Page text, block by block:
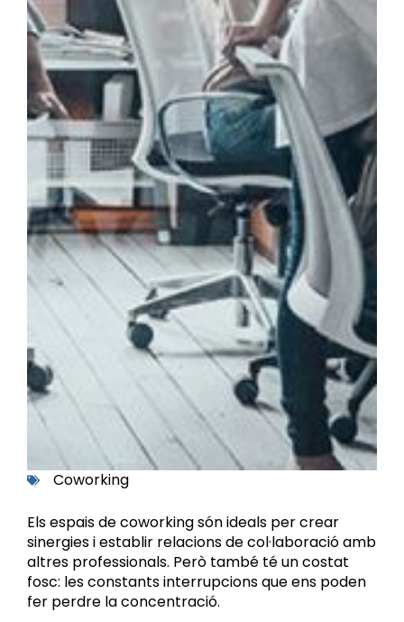
Coworking
Els espais de coworking són ideals per crear
sinergies i establir relacions de col·laboració amb
altres professionals. Però també té un costat
fosc: les constants interrupcions que ens poden
fer perdre la concentració.